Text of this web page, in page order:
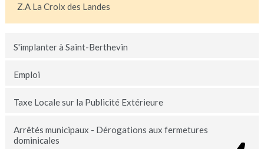
Z.A La Croix des Landes
S'implanter à Saint-Berthevin
Emploi
Taxe Locale sur la Publicité Extérieure
Arrêtés municipaux - Dérogations aux fermetures
dominicales